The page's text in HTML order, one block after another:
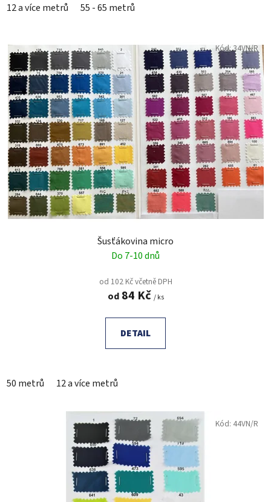
12 a více metrů 55 - 65 metrů
Šusťákovina micro
Do 7-10 dnů
od 102 Kč včetně DPH
od84 Kč / ks
DETAIL
50 metrů 12 a více metrů
Kód:34VN/R
Kód: 44VN/R